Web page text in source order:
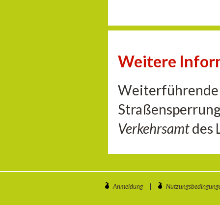
Weitere
Weiterführende
Verkehrsamtdes
Anmeldung